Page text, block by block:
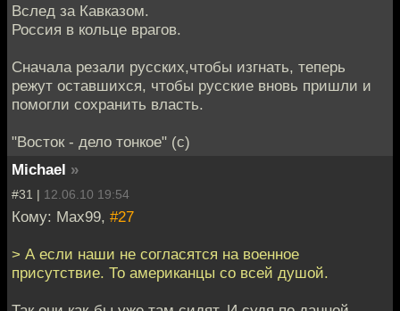
Вслед за Кавказом.
Россия в кольце врагов.
Сначала резали русских,чтобы изгнать, теперь
режут оставшихся, чтобы русские вновь пришли и
помогли сохранить власть.
"Восток - дело тонкое" (с)
Мichael »
#31 | 12.06.10 19:54
Кому: Max99, #27
> А если наши не согласятся на военное
присутствие. То американцы со всей душой.